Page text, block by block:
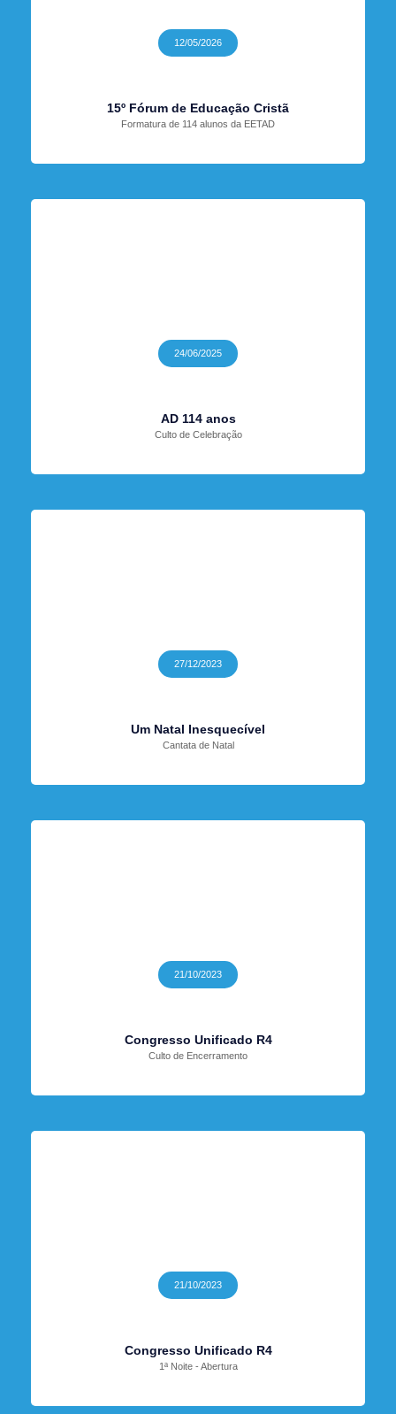
12/05/2026
15º Fórum de Educação Cristã
Formatura de 114 alunos da EETAD
24/06/2025
AD 114 anos
Culto de Celebração
27/12/2023
Um Natal Inesquecível
Cantata de Natal
21/10/2023
Congresso Unificado R4
Culto de Encerramento
21/10/2023
Congresso Unificado R4
1ª Noite - Abertura